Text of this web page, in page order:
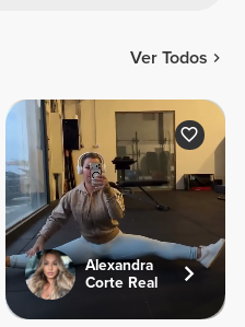
Ver Todos
Alexandra
Corte Real